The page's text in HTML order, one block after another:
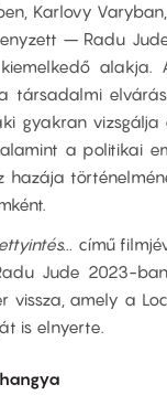
Karlovy
– Radu
alakja.
társadalmi
gyakran vizsgálja
a politikai
hazája
című
Jude 2023-
vissza, amely a
is elnyerte.